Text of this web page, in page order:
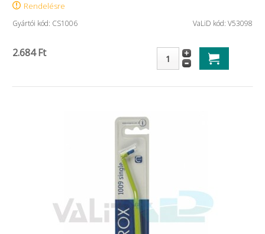
Rendelésre
Gyártói kód: CS1006 VaLiD kód: V53098
2.684 Ft